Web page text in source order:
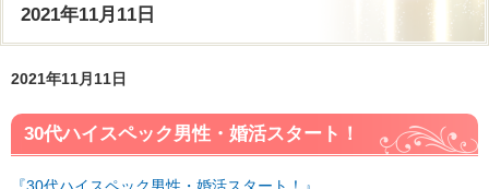
2021年11月11日
2021年11月11日
30代ハイスペック男性・婚活スタート！